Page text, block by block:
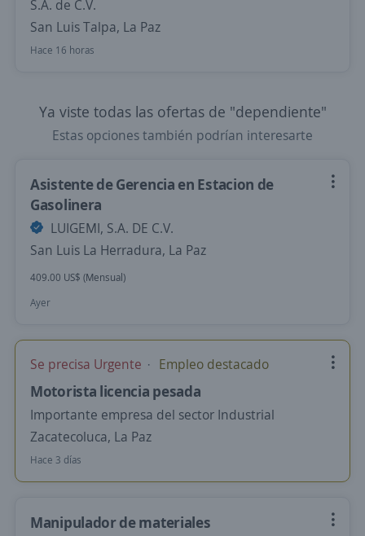
S.A. de C.V.
San Luis Talpa, La Paz
Hace 16 horas
Ya viste todas las ofertas de "dependiente"
Estas opciones también podrían interesarte
Asistente de Gerencia en Estacion de
Gasolinera
LUIGEMI, S.A. DE C.V.
San Luis La Herradura, La Paz
409.00 US$ (Mensual)
Ayer
Se precisa Urgente Empleo destacado
Motorista licencia pesada
Importante empresa del sector Industrial
Zacatecoluca, La Paz
Hace 3 días
Manipulador de materiales